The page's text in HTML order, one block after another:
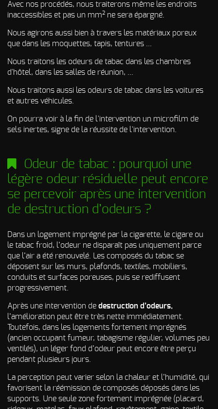
Avec nos procédés, nous traiterons même les endroits
inaccessibles et pas un mm² ne sera épargné.
Nous agirons aussi bien à travers les matériaux poreux
que dans les moquettes, tapis, tentures ...
Nous traitons les odeurs de tabac dans les chambres
d'hôtel, dans les salles de réunion, ...
Nous traitons aussi les odeurs de tabac dans les voitures
et autres véhicules.
On pourra voir à la fin de l'intervention un microfilm de
sels inertes, signe de la réussite de l'intervention.
Odeur de tabac : pourquoi une
légère odeur résiduelle peut encore
se percevoir après une intervention
de destruction d’odeurs ?
Dans un logement imprégné par la cigarette, le cigare ou
le tabac froid, l’odeur ne disparaît pas uniquement parce
que l’air a été renouvelé. Les composés du tabac se
déposent sur les murs, plafonds, textiles, mobiliers,
conduits et surfaces poreuses, puis se rediffusent
progressivement.
Après une intervention de destruction d’odeurs,
l’amélioration peut être très nette immédiatement.
Toutefois, dans les logements fortement imprégnés
(ancien occupant fumeur, tabagisme régulier, volumes peu
ventilés), un léger fond d’odeur peut encore être perçu
pendant plusieurs jours.
La perception peut varier selon la chaleur et l’humidité, qui
favorisent la réémission de composés déposés dans les
supports. Une seule zone fortement imprégnée (placard,